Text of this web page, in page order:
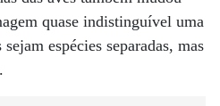
quase indistinguível uma
espécies separadas, mas